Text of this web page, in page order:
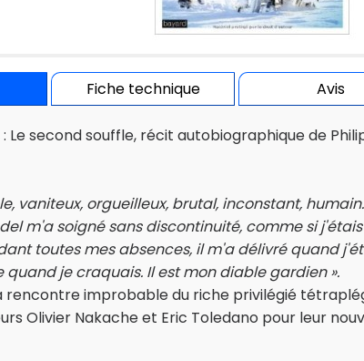
Fiche technique Avis
Le second souffle, récit autobiographique de
vaniteux, orgueilleux, brutal, inconstant,
m'a soigné sans discontinuité, comme si
toutes mes absences, il m'a délivré quand
quand je craquais. Il est mon diable gardien ».
rencontre improbable du riche privilégié
Olivier Nakache et Eric Toledano pour leur